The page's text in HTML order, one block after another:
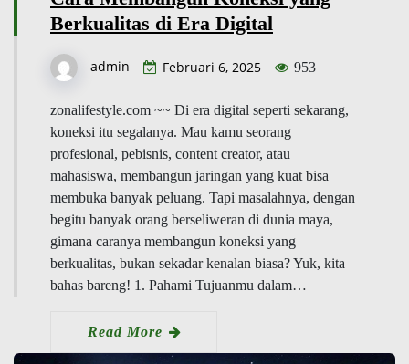
Berkualitas di Era Digital
admin Februari 6, 2025 953
zonalifestyle.com ~~ Di era digital seperti sekarang,
koneksi itu segalanya. Mau kamu seorang
profesional, pebisnis, content creator, atau
mahasiswa, membangun jaringan yang kuat bisa
membuka banyak peluang. Tapi masalahnya, dengan
begitu banyak orang berseliweran di dunia maya,
gimana caranya membangun koneksi yang
berkualitas, bukan sekadar kenalan biasa? Yuk, kita
bahas bareng! 1. Pahami Tujuanmu dalam…
Read More